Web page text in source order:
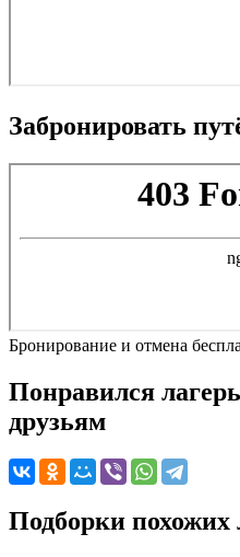
Забронировать
Бронирование и отмена
Понравился
друзьям
Подборки похожих